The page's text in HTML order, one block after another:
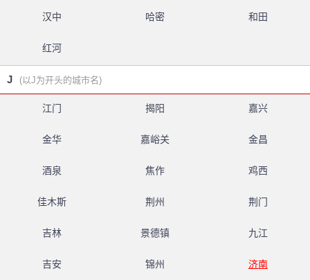
汉中 哈密 和田
红河
J (以J为开头的城市名)
江门 揭阳 嘉兴
金华 嘉峪关 金昌
酒泉 焦作 鸡西
佳木斯 荆州 荆门
吉林 景德镇 九江
吉安 锦州 济南